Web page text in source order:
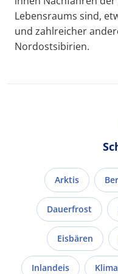
Lebensraums sind,
und zahlreicher
Nordostsibirien.
Arktis
Dauerfrost
Eisbären
Inlandeis